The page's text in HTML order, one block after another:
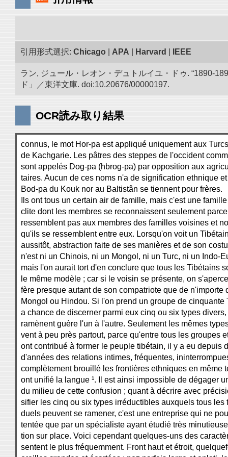
引用形式選択: Chicago APA Harvard IEEE
ラン, ジュール・レオン・デュトルイユ・ドゥ. “1890-
ド」／東洋文庫. doi:10.20676/00000197.
OCR読み取り結果
connus, le mot Hor-pa est appliqué uniquement aux
de Kachgarie. Les pâtres des steppes de l'occident
sont appelés Dog-pa (hbrog-pa) par opposition aux
taires. Aucun de ces noms n'a de signification ethnique
Bod-pa du Kouk nor au Baltistân se tiennent pour frères.
Ils ont tous un certain air de famille, mais c'est une
clite dont les membres se reconnaissent seulement
ressemblent pas aux membres des familles voisines et
qu'ils se ressemblent entre eux. Lorsqu'on voit un
aussitôt, abstraction faite de ses manières et de son
n'est ni un Chinois, ni un Mongol, ni un Turc, ni un Indo-
mais l'on aurait tort d'en conclure que tous les Tibétains
le même modèle ; car si le voisin se présente, on
fère presque autant de son compatriote que de n'importe
Mongol ou Hindou. Si l'on prend un groupe de cinquante
a chance de discerner parmi eux cinq ou six types
ramènent guère l'un à l'autre. Seulement les mêmes
vent à peu près partout, parce qu'entre tous les groupes
ont contribué à former le peuple tibétain, il y a eu depuis
d'années des relations intimes, fréquentes,
complètement brouillé les frontières ethniques en même
ont unifié la langue ¹. Il est ainsi impossible de dégager
du milieu de cette confusion ; quant à décrire avec
sifier les cinq ou six types irréductibles auxquels tous les
duels peuvent se ramener, c'est une entreprise qui ne
tentée que par un spécialiste ayant étudié très
tion sur place. Voici cependant quelques-uns des
sentent le plus fréquemment. Front haut et étroit,